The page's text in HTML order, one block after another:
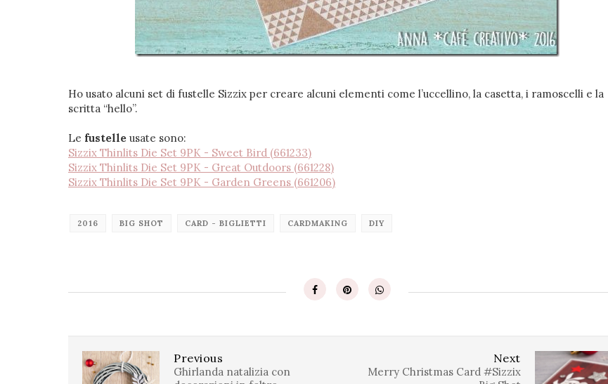
Ho usato alcuni set di fustelle Sizzix per creare alcuni elementi come l’uccellino, la casetta, i ramoscelli e la
scritta “hello”.
Le fustelle usate sono:
Sizzix Thinlits Die Set 9PK - Sweet Bird (661233)
Sizzix Thinlits Die Set 9PK - Great Outdoors (661228)
Sizzix Thinlits Die Set 9PK - Garden Greens (661206)
2016 BIG SHOT CARD - BIGLIETTI CARDMAKING DIY
Next
Merry Christmas Card #Sizzix
Previous
Ghirlanda natalizia con